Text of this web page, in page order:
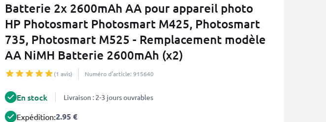
Batterie 2x 2600mAh AA pour appareil photo
HP Photosmart Photosmart M425, Photosmart
735, Photosmart M525 - Remplacement modèle
AA NiMH Batterie 2600mAh (x2)
(1 avis) Numéro d’article: 915640
En stock Livraison : 2-3 jours ouvrables
Expédition:2.95 €